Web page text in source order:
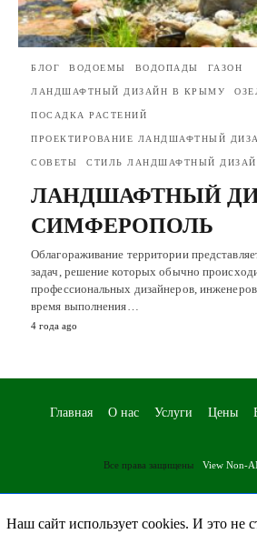
БЛОГ ВОДОЕМЫ ВОДОПАДЫ ГАЗОН
ЛАНДШАФТНЫЙ ДИЗАЙН В КРЫМУ
ПОСАДКА РАСТЕНИЙ
ПРОЕКТИРОВАНИЕ ЛАНДШАФТНЫЙ
СОВЕТЫ СТИЛЬ ЛАНДШАФТНЫЙ
ЛАНДШАФТНЫЙ
СИМФЕРОПОЛЬ
Облагораживание территории
задач, решение которых обычно
профессиональных дизайнеров,
время выполнения…
4 года ago
Главная О нас Услуги Цены
Все права защищены View Non-
Наш сайт использует cookies. И это не